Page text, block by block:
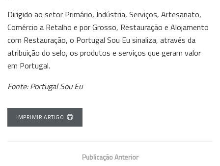
Dirigido ao setor Primário, Indústria, Serviços, Artesanato,
Comércio a Retalho e por Grosso, Restauração e Alojamento
com Restauração, o Portugal Sou Eu sinaliza, através da
atribuição do selo, os produtos e serviços que geram valor
em Portugal.
Fonte: Portugal Sou Eu
IMPRIMIR ARTIGO
Publicação Anterior